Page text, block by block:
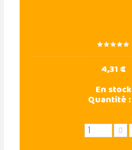
4,31 €
En stock
Quantité :